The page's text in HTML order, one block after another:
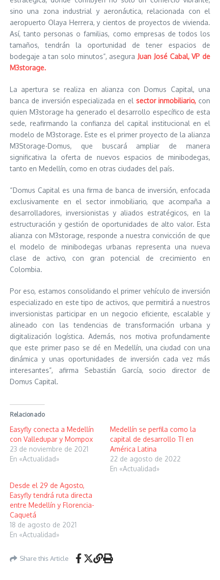
sino una zona industrial y aeronáutica, relacionada con el
aeropuerto Olaya Herrera, y cientos de proyectos de vivienda.
Así, tanto personas o familias, como empresas de todos los
tamaños, tendrán la oportunidad de tener espacios de
bodegaje a tan solo minutos”, asegura Juan José Cabal, VP de
M3storage.
La apertura se realiza en alianza con Domus Capital, una
banca de inversión especializada en el sector inmobiliario, con
quien M3storage ha generado el desarrollo específico de esta
sede, reafirmando la confianza del capital institucional en el
modelo de M3storage. Este es el primer proyecto de la alianza
M3Storage-Domus, que buscará ampliar de manera
significativa la oferta de nuevos espacios de minibodegas,
tanto en Medellín, como en otras ciudades del país.
“Domus Capital es una firma de banca de inversión, enfocada
exclusivamente en el sector inmobiliario, que acompaña a
desarrolladores, inversionistas y aliados estratégicos, en la
estructuración y gestión de oportunidades de alto valor. Esta
alianza con M3storage, responde a nuestra convicción de que
el modelo de minibodegas urbanas representa una nueva
clase de activo, con gran potencial de crecimiento en
Colombia.
Por eso, estamos consolidando el primer vehículo de inversión
especializado en este tipo de activos, que permitirá a nuestros
inversionistas participar en un negocio eficiente, escalable y
alineado con las tendencias de transformación urbana y
digitalización logística. Además, nos motiva profundamente
que este primer paso se dé en Medellín, una ciudad con una
dinámica y unas oportunidades de inversión cada vez más
interesantes”, afirma Sebastián García, socio director de
Domus Capital.
Relacionado
Easyfly conecta a Medellín
con Valledupar y Mompox
23 de noviembre de 2021
En «Actualidad»
Medellín se perfila como la
capital de desarrollo TI en
América Latina
22 de agosto de 2022
En «Actualidad»
Desde el 29 de Agosto,
Easyfly tendrá ruta directa
entre Medellín y Florencia-
Caquetá
18 de agosto de 2021
En «Actualidad»
Share this Article